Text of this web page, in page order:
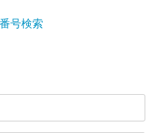
号検索